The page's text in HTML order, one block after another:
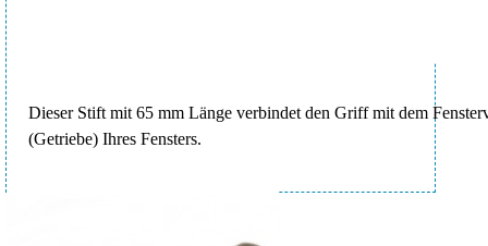
Dieser Stift mit 65 mm Länge verbindet den Griff mit dem
(Getriebe) Ihres Fensters.